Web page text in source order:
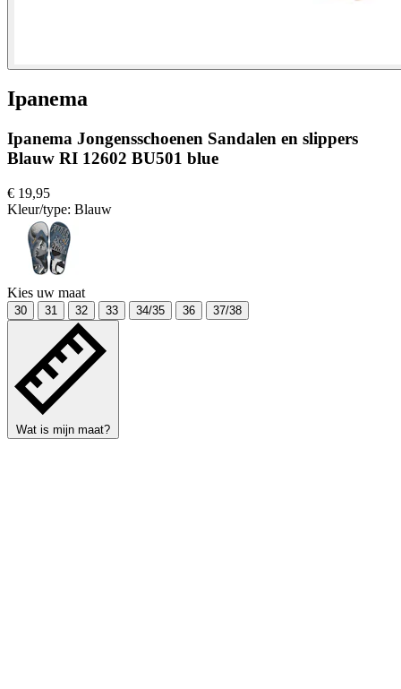
Ipanema
Ipanema Jongensschoenen Sandalen en slippers
Blauw RI 12602 BU501 blue
€ 19,95
Kleur/type: Blauw
Kies uw maat
30 31 32 33 34/35 36 37/38
Wat is mijn maat?